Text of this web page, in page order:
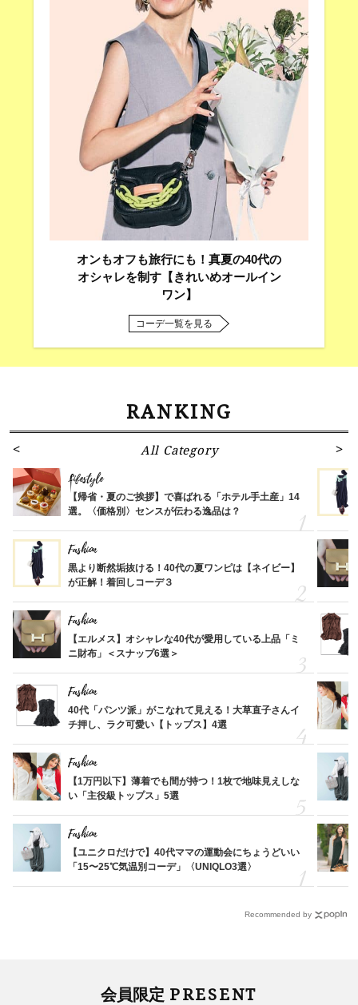
オンもオフも旅行にも！真夏の40代の
オシャレを制す【きれいめオールイン
ワン】
コーデ一覧を見る
RANKING
All Category
Lifestyle
【帰省・夏のご挨拶】で喜ばれる「ホテル手土産」14
選。〈価格別〉センスが伝わる逸品は？
Fashion
黒より断然垢抜ける！40代の夏ワンピは【ネイビー】
が正解！着回しコーデ３
Fashion
【エルメス】オシャレな40代が愛用している上品「ミ
ニ財布」＜スナップ6選＞
Fashion
40代「パンツ派」がこなれて見える！大草直子さんイ
チ押し、ラク可愛い【トップス】4選
Fashion
【1万円以下】薄着でも間が持つ！1枚で地味見えしな
い「主役級トップス」5選
Fashion
【ユニクロだけで】40代ママの運動会にちょうどいい
「15〜25℃気温別コーデ」〈UNIQLO3選〉
Recommended by
会員限定 PRESENT